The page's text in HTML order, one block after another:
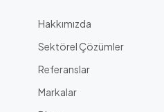
Hakkımızda
Sektörel Çözümler
Referanslar
Markalar